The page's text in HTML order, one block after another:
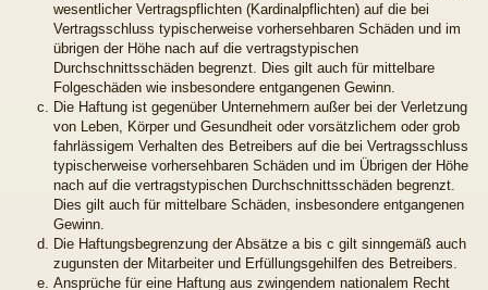
wesentlicher Vertragspflichten (Kardinalpflichten) auf die bei
Vertragsschluss typischerweise vorhersehbaren Schäden und im
übrigen der Höhe nach auf die vertragstypischen
Durchschnittsschäden begrenzt. Dies gilt auch für mittelbare
Folgeschäden wie insbesondere entgangenen Gewinn.
Die Haftung ist gegenüber Unternehmern außer bei der Verletzung
von Leben, Körper und Gesundheit oder vorsätzlichem oder grob
fahrlässigem Verhalten des Betreibers auf die bei Vertragsschluss
typischerweise vorhersehbaren Schäden und im Übrigen der Höhe
nach auf die vertragstypischen Durchschnittsschäden begrenzt.
Dies gilt auch für mittelbare Schäden, insbesondere entgangenen
Gewinn.
Die Haftungsbegrenzung der Absätze a bis c gilt sinngemäß auch
zugunsten der Mitarbeiter und Erfüllungsgehilfen des Betreibers.
Ansprüche für eine Haftung aus zwingendem nationalem Recht